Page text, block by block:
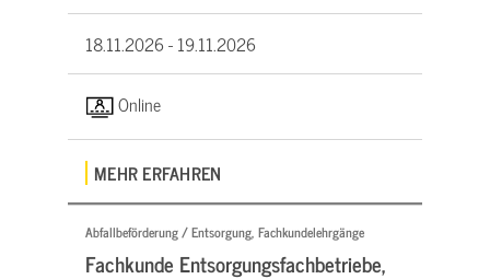
18.11.2026 -19.11.2026
Online
MEHR ERFAHREN
Abfallbeförderung / Entsorgung, Fachkundelehrgänge
Fachkunde Entsorgungsfachbetriebe,